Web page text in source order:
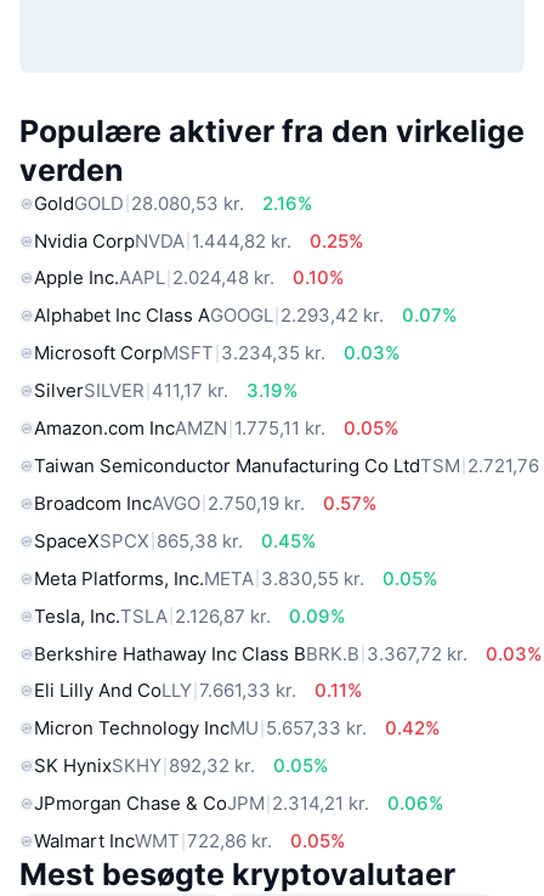
Populære aktiver fra den virkelige
verden
GoldGOLD 28.080,53 kr.
2.16%
Nvidia CorpNVDA 1.444,82 kr.
0.25%
Apple Inc.AAPL 2.024,48 kr.
0.10%
Alphabet Inc Class AGOOGL 2.293,42 kr.
0.07%
Microsoft CorpMSFT 3.234,35 kr.
0.03%
SilverSILVER 411,17 kr.
3.19%
Amazon.com IncAMZN 1.775,11 kr.
0.05%
Taiwan Semiconductor Manufacturing Co LtdTSM 2.721,76
Broadcom IncAVGO 2.750,19 kr.
0.57%
SpaceXSPCX 865,38 kr.
0.45%
Meta Platforms, Inc.META 3.830,55 kr.
0.05%
Tesla, Inc.TSLA 2.126,87 kr.
0.09%
Berkshire Hathaway Inc Class BBRK.B 3.367,72 kr.
0.03%
Eli Lilly And CoLLY 7.661,33 kr.
0.11%
Micron Technology IncMU 5.657,33 kr.
0.42%
SK HynixSKHY 892,32 kr.
0.05%
JPmorgan Chase & CoJPM 2.314,21 kr.
0.06%
Walmart IncWMT 722,86 kr. 0.05%
Mest besøgte kryptovalutaer